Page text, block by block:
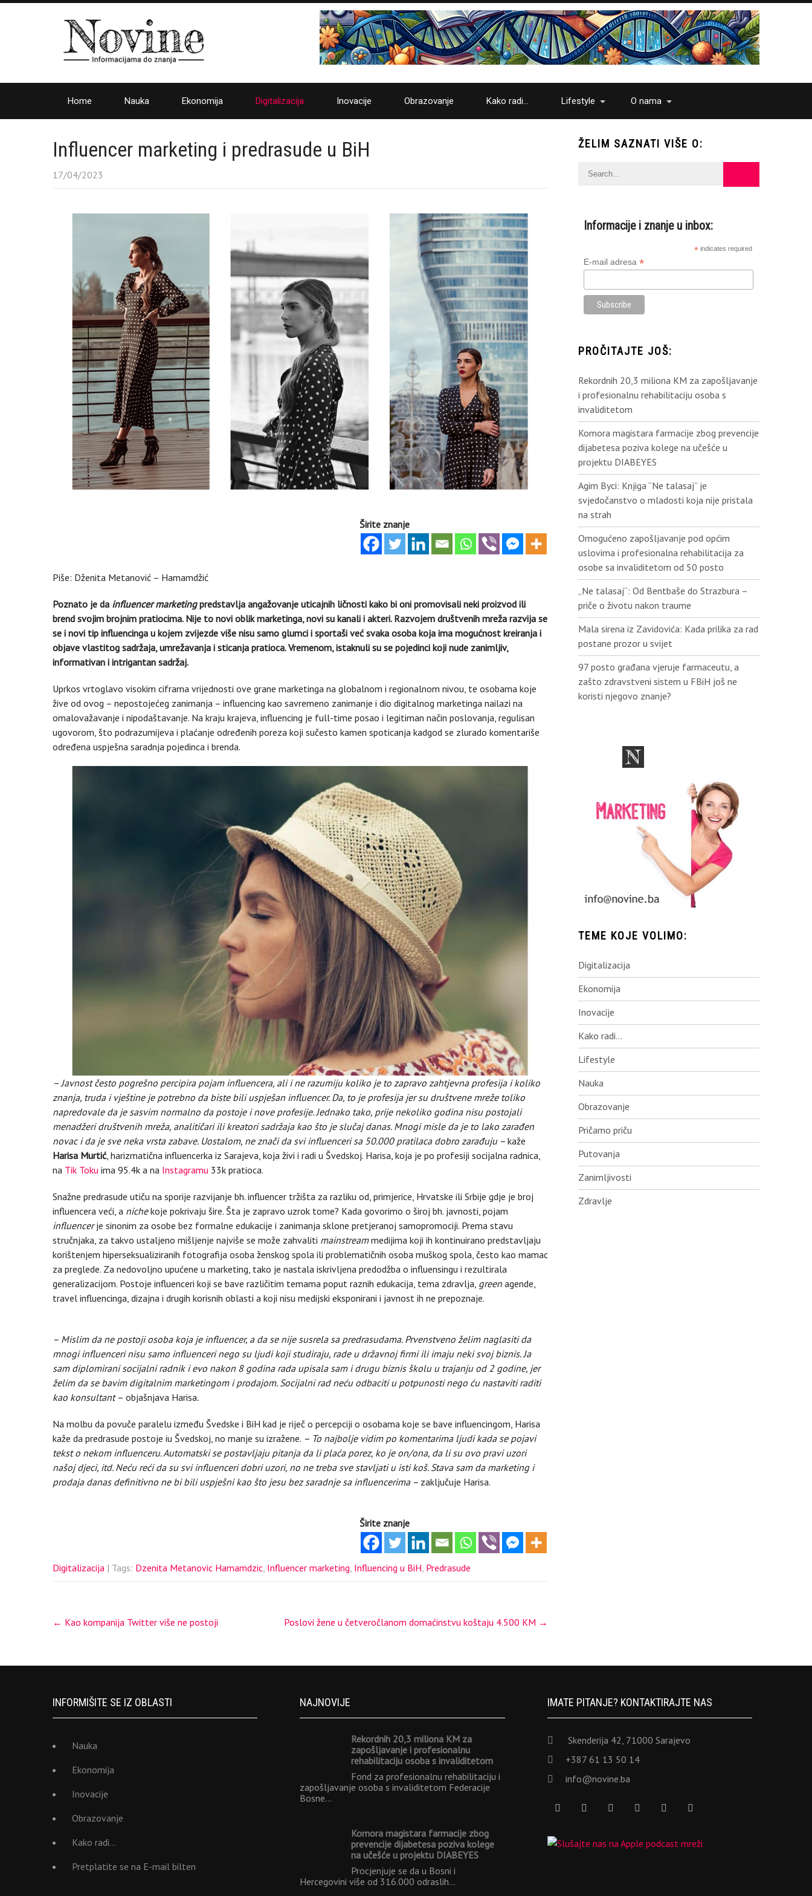
Home Nauka Ekonomija Digitalizacija Inovacije Obrazovanje Kako radi… Lifestyle O nama
Influencer marketing i predrasude u BiH
17/04/2023
Širite znanje
Piše: Dženita Metanović – Hamamdžić
Poznato je da influencer marketingpredstavlja angažovanje uticajnih ličnosti kako bi oni promovisali neki proizvod ili
brend svojim brojnim pratiocima. Nije to novi oblik marketinga, novi su kanali i akteri. Razvojem društvenih mreža razvija se
se i novi tip influencinga u kojem zvijezde više nisu samo glumci i sportaši već svaka osoba koja ima mogućnost kreiranja i
objave vlastitog sadržaja, umrežavanja i sticanja pratioca. Vremenom, istaknuli su se pojedinci koji nude zanimljiv,
informativan i intrigantan sadržaj.
Uprkos vrtoglavo visokim ciframa vrijednosti ove grane marketinga na globalnom i regionalnom nivou, te osobama koje
žive od ovog – nepostojećeg zanimanja – influencing kao savremeno zanimanje i dio digitalnog marketinga nailazi na
omalovažavanje i nipodaštavanje. Na kraju krajeva, influencing je full-time posao i legitiman način poslovanja, regulisan
ugovorom, što podrazumijeva i plaćanje određenih poreza koji sučesto kamen spoticanja kadgod se zlurado komentariše
određena uspješna saradnja pojedinca i brenda.
– Javnost često pogrešno percipira pojam influencera, ali i ne razumiju koliko je to zapravo zahtjevna profesija i koliko
znanja, truda i vještine je potrebno da biste bili uspješan influencer. Da, to je profesija jer su društvene mreže toliko
napredovale da je sasvim normalno da postoje i nove profesije. Jednako tako, prije nekoliko godina nisu postojali
menadžeri društvenih mreža, analitičari ili kreatori sadržaja kao što je slučaj danas. Mnogi misle da je to lako zarađen
novac i da je sve neka vrsta zabave. Uostalom, ne znači da svi influenceri sa 50.000 pratilaca dobro zarađuju – kaže
Harisa Murtić, harizmatična influencerka iz Sarajeva, koja živi i radi u Švedskoj. Harisa, koja je po profesiji socijalna radnica,
na Tik Toku ima 95.4k a na Instagramu 33k pratioca.
Snažne predrasude utiču na sporije razvijanje bh. influencer tržišta za razliku od, primjerice, Hrvatske ili Srbije gdje je broj
influencera veći, a nichekoje pokrivaju šire. Šta je zapravo uzrok tome? Kada govorimo o široj bh. javnosti, pojam
influencerje sinonim za osobe bez formalne edukacije i zanimanja sklone pretjeranoj samopromociji. Prema stavu
stručnjaka, za takvo ustaljeno mišljenje najviše se može zahvaliti mainstreammedijima koji ih kontinuirano predstavljaju
korištenjem hiperseksualiziranih fotografija osoba ženskog spola ili problematičnih osoba muškog spola, često kao mamac
za preglede. Za nedovoljno upućene u marketing, tako je nastala iskrivljena predodžba o influensingu i rezultirala
generalizacijom. Postoje influenceri koji se bave različitim temama poput raznih edukacija, tema zdravlja, green agende,
travel influencinga, dizajna i drugih korisnih oblasti a koji nisu medijski eksponirani i javnost ih ne prepoznaje.
– Mislim da ne postoji osoba koja je influencer, a da se nije susrela sa predrasudama. Prvenstveno želim naglasiti da
mnogi influenceri nisu samo influenceri nego su ljudi koji studiraju, rade u državnoj firmi ili imaju neki svoj biznis. Ja
sam diplomirani socijalni radnik i evo nakon 8 godina rada upisala sam i drugu biznis školu u trajanju od 2 godine, jer
želim da se bavim digitalnim marketingom i prodajom. Socijalni rad neću odbaciti u potpunosti nego ću nastaviti raditi
kao konsultant – objašnjava Harisa.
Na molbu da povuče paralelu između Švedske i BiH kad je riječ o percepciji o osobama koje se bave influencingom, Harisa
kaže da predrasude postoje iu Švedskoj, no manje su izražene. – To najbolje vidim po komentarima ljudi kada se pojavi
tekst o nekom influenceru. Automatski se postavljaju pitanja da li plaća porez, ko je on/ona, da li su ovo pravi uzori
našoj djeci, itd. Neću reći da su svi influenceri dobri uzori, no ne treba sve stavljati u isti koš. Stava sam da marketing i
prodaja danas definitivno ne bi bili uspješni kao što jesu bez saradnje sa influencerima – zaključuje Harisa.
Širite znanje
Digitalizacija | Tags: Dzenita Metanovic Hamamdzic, Influencer marketing, Influencing u BiH, Predrasude
Post
navigation
← Kao kompanija Twitter više ne postoji Poslovi žene u četveročlanom domaćinstvu koštaju 4.500 KM →
ŽELIM SAZNATI VIŠE O:
Informacije i znanje u inbox:
* indicates required
E-mail adresa *
PROČITAJTE JOŠ:
Rekordnih 20,3 miliona KM za zapošljavanje
i profesionalnu rehabilitaciju osoba s
invaliditetom
Komora magistara farmacije zbog prevencije
dijabetesa poziva kolege na učešće u
projektu DIABEYES
Agim Byci: Knjiga “Ne talasaj” je
svjedočanstvo o mladosti koja nije pristala
na strah
Omogućeno zapošljavanje pod općim
uslovima i profesionalna rehabilitacija za
osobe sa invaliditetom od 50 posto
„Ne talasaj“: Od Bentbaše do Strazbura –
priče o životu nakon traume
Mala sirena iz Zavidovića: Kada prilika za rad
postane prozor u svijet
97 posto građana vjeruje farmaceutu, a
zašto zdravstveni sistem u FBiH još ne
koristi njegovo znanje?
TEME KOJE VOLIMO:
Digitalizacija
Ekonomija
Inovacije
Kako radi…
Lifestyle
Nauka
Obrazovanje
Pričamo priču
Putovanja
Zanimljivosti
Zdravlje
INFORMIŠITE SE IZ OBLASTI
Nauka
Ekonomija
Inovacije
Obrazovanje
Kako radi…
Pretplatite se na E-mail bilten
NAJNOVIJE
Rekordnih 20,3 miliona KM za
zapošljavanje i profesionalnu
rehabilitaciju osoba s invaliditetom
Fond za profesionalnu rehabilitaciju i
zapošljavanje osoba s invaliditetom Federacije
Bosne…
Komora magistara farmacije zbog
prevencije dijabetesa poziva kolege
na učešće u projektu DIABEYES
Procjenjuje se da u Bosni i
Hercegovini više od 316.000 odraslih…
IMATE PITANJE? KONTAKTIRAJTE NAS
Skenderija 42, 71000 Sarajevo
+387 61 13 50 14
info@novine.ba